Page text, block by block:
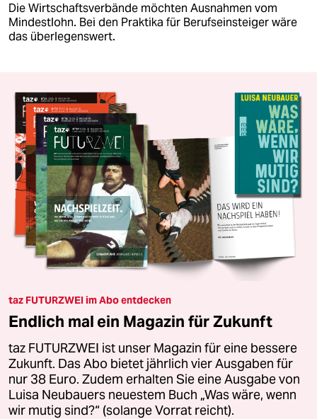
Die Wirtschaftsverbände möchten Ausnahmen vom
Mindestlohn. Bei den Praktika für Berufseinsteiger wäre
das überlegenswert.
taz FUTURZWEI im Abo entdecken
Endlich mal ein Magazin für Zukunft
taz FUTURZWEI ist unser Magazin für eine bessere
Zukunft. Das Abo bietet jährlich vier Ausgaben für
nur 38 Euro. Zudem erhalten Sie eine Ausgabe von
Luisa Neubauers neuestem Buch „Was wäre, wenn
wir mutig sind?“ (solange Vorrat reicht).